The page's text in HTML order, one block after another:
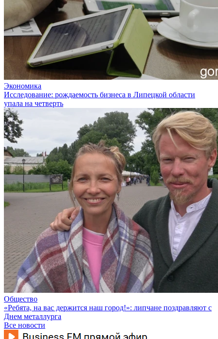
Экономика
Исследование: рождаемость бизнеса в Липецкой области
упала на четверть
Общество
«Ребята, на вас держится наш город!»: липчане поздравляют с
Днем металлурга
Все новости